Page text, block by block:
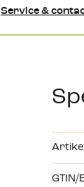
Service &
GTIN/